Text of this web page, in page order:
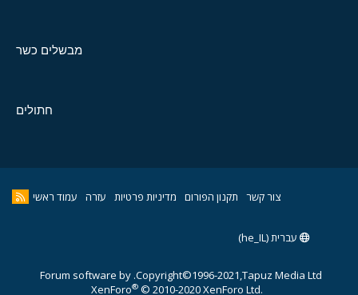
מבשלים כשר
חתולים
צור קשר תקנון הפורום מדיניות פרטיות עזרה עמוד ראשי
עברית (he_IL)
Copyright©1996-2021,Tapuz Media Ltd.
Forum software by
XenForo® © 2010-2020 XenForo Ltd.